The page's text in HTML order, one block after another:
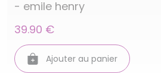
- emile henry
39.90 €
Ajouter au panier